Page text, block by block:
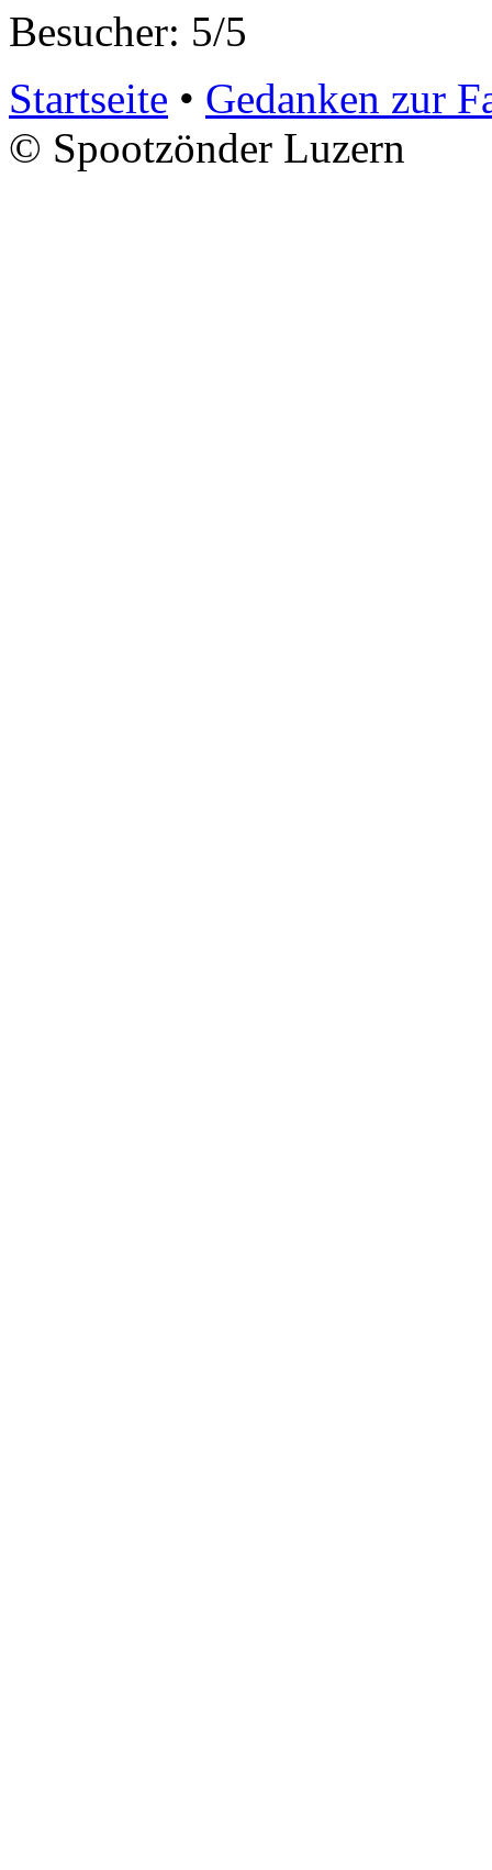
Besucher: 5/5
Startseite • Gedanken zur
© Spootzönder Luzern